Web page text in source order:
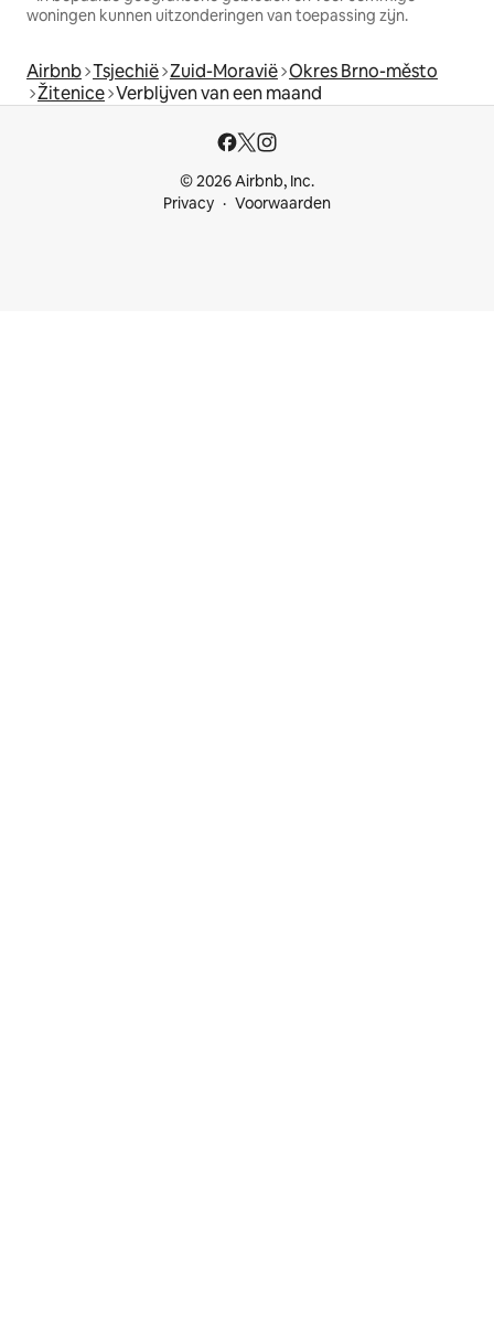
woningen kunnen uitzonderingen van toepassing zijn.
Airbnb Tsjechië Zuid-Moravië Okres Brno-město
Žitenice Verblijven van een maand
© 2026 Airbnb, Inc.
Privacy
Voorwaarden